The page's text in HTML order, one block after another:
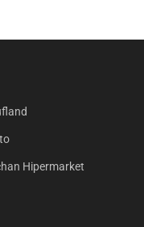
Hipermarket